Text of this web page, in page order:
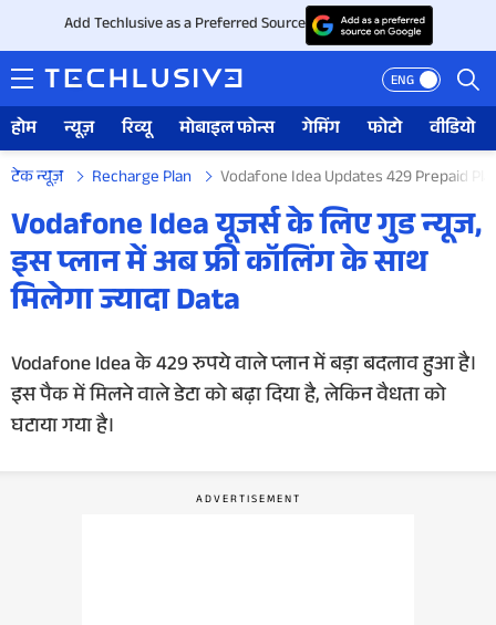
Add Techlusive as a Preferred Source
ENG
होम न्यूज़ रिव्यू मोबाइल फोन्स गेमिंग फोटो वीडियो
होम
न्यूज़
रिव्यू
मोबाइल फोन्स
गेमिंग
टेक न्यूज़ Recharge Plan Vodafone Idea Updates 429 Prepaid
Vodafone Idea यूजर्स के लिए गुड न्यूज,
इस प्लान में अब फ्री कॉलिंग के साथ
मिलेगा ज्यादा Data
Vodafone Idea के 429 रुपये वाले प्लान में बड़ा बदलाव हुआ है।
इस पैक में मिलने वाले डेटा को बढ़ा दिया है, लेकिन वैधता को
घटाया गया है।